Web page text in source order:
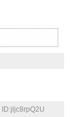
ID:jljc8rpQ2U